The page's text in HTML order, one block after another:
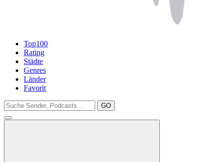
Top100
Rating
Städte
Genres
Länder
Favorit
GO